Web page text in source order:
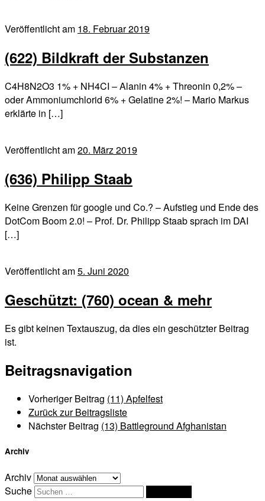
Veröffentlicht am 18. Februar 2019
(622) Bildkraft der Substanzen
C4H8N2O3 1% + NH4CI – Alanin 4% + Threonin 0,2% –
oder Ammoniumchlorid 6% + Gelatine 2%! – Mario Markus
erklärte in […]
Veröffentlicht am20. März 2019
(636) Philipp Staab
Keine Grenzen für google und Co.? – Aufstieg und Ende des
DotCom Boom 2.0! – Prof. Dr. Philipp Staab sprach im DAI
[…]
Veröffentlicht am5. Juni 2020
Geschützt: (760) ocean & mehr
Es gibt keinen Textauszug, da dies ein geschützter Beitrag
ist.
Beitragsnavigation
Vorheriger Beitrag (11) Apfelfest
Zurück zur Beitragsliste
Nächster Beitrag (13) Battleground Afghanistan
Archiv
Archiv
Suche